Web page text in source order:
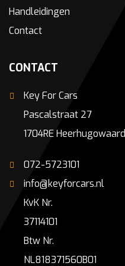
Handleidingen
Contact
CONTACT
Key For Cars
Pascalstraat 27
1704RE Heerhugowaard
072-5723101
info@keyforcars.nl
KvK Nr.
37114101
Btw Nr.
NL818371560B01